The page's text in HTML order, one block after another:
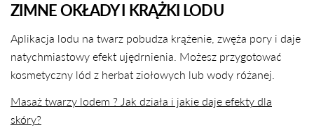
ZIMNE OKŁADY I KRĄŻKI LODU
Aplikacja lodu na twarz pobudza krążenie, zwęża pory i daje
natychmiastowy efekt ujędrnienia. Możesz przygotować
kosmetyczny lód z herbat ziołowych lub wody różanej.
Masaż twarzy lodem ? Jak działa i jakie daje efekty dla
skóry?